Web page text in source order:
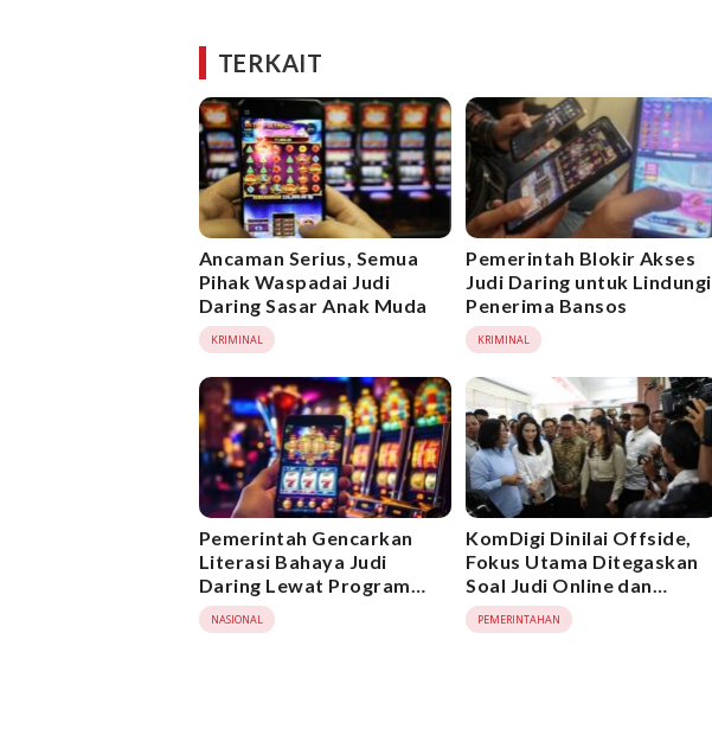
TERKAIT
Ancaman Serius, Semua
Pihak Waspadai Judi
Daring Sasar Anak Muda
KRIMINAL
Pemerintah Blokir Akses
Judi Daring untuk Lindungi
Penerima Bansos
KRIMINAL
Pemerintah Gencarkan
Literasi Bahaya Judi
Daring Lewat Program
Kampung Internet 2025
NASIONAL
KomDigi Dinilai Offside,
Fokus Utama Ditegaskan
Soal Judi Online dan
Konten Pornografi
PEMERINTAHAN